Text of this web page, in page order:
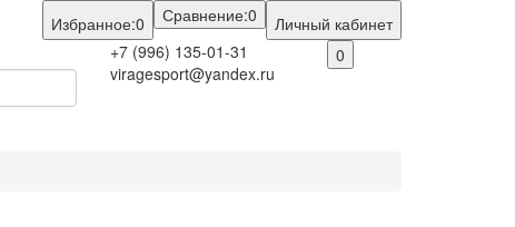
Личный кабинет
Сравнение:0
Избранное:0
+7 (996) 135-01-31
viragesport@yandex.ru
0